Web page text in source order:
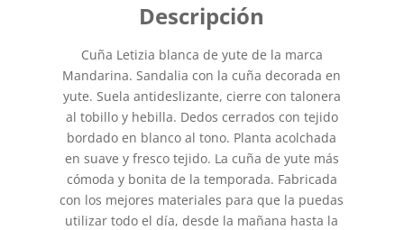
Cuña Letizia blanca de yute de la marca
Mandarina. Sandalia con la cuña decorada en
yute. Suela antideslizante, cierre con talonera
al tobillo y hebilla. Dedos cerrados con tejido
bordado en blanco al tono. Planta acolchada
en suave y fresco tejido. La cuña de yute más
cómoda y bonita de la temporada. Fabricada
con los mejores materiales para que la puedas
utilizar todo el día, desde la mañana hasta la